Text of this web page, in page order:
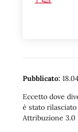
Pubblicato:
Eccetto dove
è stato
Attribuzione 3.0